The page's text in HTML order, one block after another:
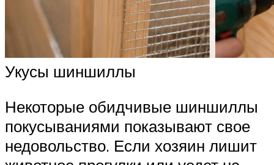
Укусы шиншиллы
Некоторые обидчивые шиншиллы
покусываниями показывают свое
недовольство. Если хозяин лишит